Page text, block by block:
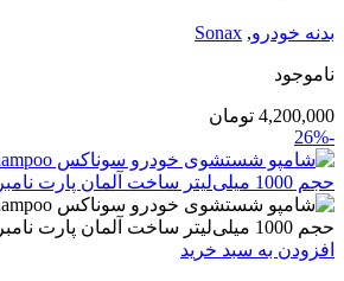
بدنه خودرو,
Sonax
ناموجود
4,200,000 تومان
-26%
افزودن به سبد خرید